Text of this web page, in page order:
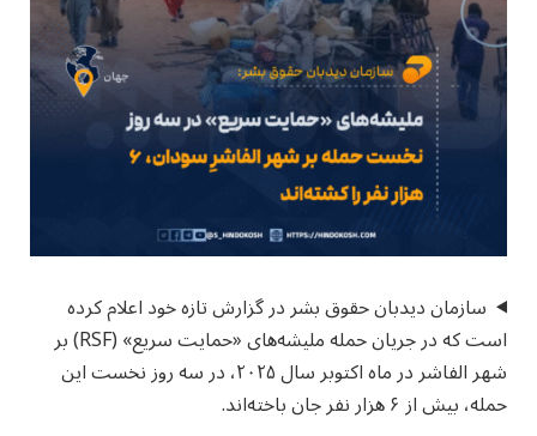
سازمان دیدبان حقوق بشر در گزارش تازه خود اعلام کرده
است که در جریان حمله ملیشه‌های «حمایت سریع» (RSF) بر
شهر الفاشر در ماه اکتوبر سال ۲۰۲۵، در سه روز نخست این
حمله، بیش از ۶ هزار نفر جان باخته‌اند.